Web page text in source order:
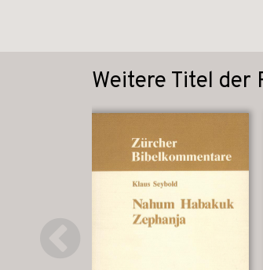
Weitere Titel der